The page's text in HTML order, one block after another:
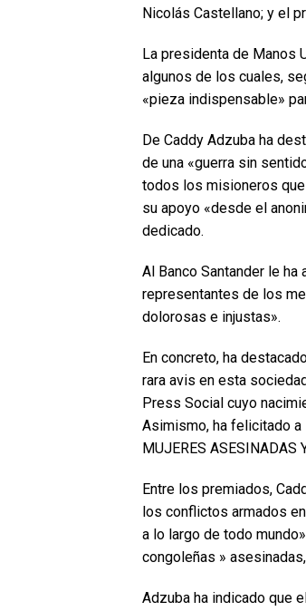
Nicolás Castellano; y el
La presidenta de Manos
algunos de los cuales,
«pieza indispensable»
De Caddy Adzuba ha
de una «guerra sin
todos los misioneros
su apoyo «desde el
dedicado.
Al Banco Santander le
representantes de los
dolorosas e injustas».
En concreto, ha
rara avis en esta
Press Social cuyo
Asimismo, ha felicitado a
MUJERES ASESINADAS
Entre los premiados,
los conflictos armados
a lo largo de todo
congoleñas »
Adzuba ha indicado que